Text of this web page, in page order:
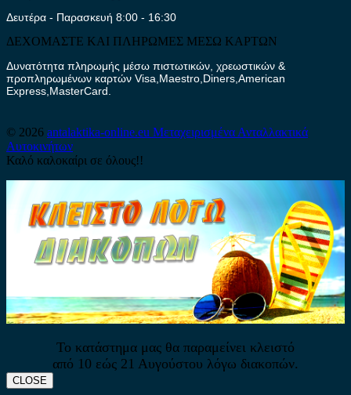
Δευτέρα - Παρασκευή 8:00 - 16:30
ΔΕΧΟΜΑΣΤΕ ΚΑΙ ΠΛΗΡΩΜΕΣ ΜΕΣΩ ΚΑΡΤΩΝ
Δυνατότητα πληρωμής μέσω πιστωτικών, χρεωστικών &
προπληρωμένων καρτών Visa,Maestro,Diners,American
Express,MasterCard.
© 2026 antalaktika-online.eu Μεταχειρισμένα Ανταλλακτικά
Αυτοκινήτων
Καλό καλοκαίρι σε όλους!!
Το κατάστημα μας θα παραμείνει κλειστό
από 10 εώς 21 Αυγούστου λόγω διακοπών.
CLOSE